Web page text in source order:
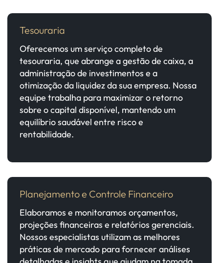
Tesouraria
Oferecemos um serviço completo de
tesouraria, que abrange a gestão de caixa, a
administração de investimentos e a
otimização da liquidez da sua empresa. Nossa
equipe trabalha para maximizar o retorno
sobre o capital disponível, mantendo um
equilíbrio saudável entre risco e
rentabilidade.
Planejamento e Controle Financeiro
Elaboramos e monitoramos orçamentos,
projeções financeiras e relatórios gerenciais.
Nossos especialistas utilizam as melhores
práticas de mercado para fornecer análises